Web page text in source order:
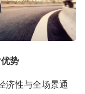
势
济性与全场景通